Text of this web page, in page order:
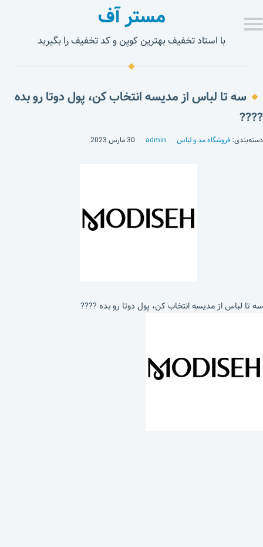
مستر آف
با استاد تخفیف بهترین کوپن و کد تخفیف را بگیرید
سه تا لباس از مدیسه انتخاب کن، پول دوتا رو بده
????
دسته‌بندی: فروشگاه مد و لباس admin 30 مارس 2023
سه تا لباس از مدیسه انتخاب کن، پول دوتا رو بده ????